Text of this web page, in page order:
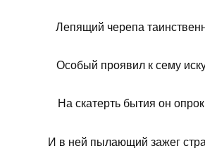
Лепящий черепа
Особый проявил к сему
На скатерть бытия он
И в ней пылающий зажег